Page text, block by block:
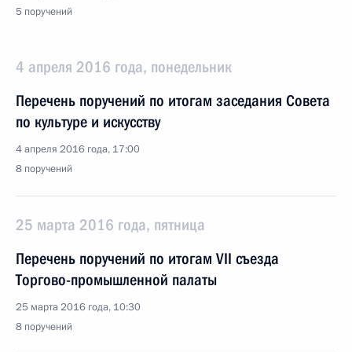
5 поручений
4 апреля 2016 года, понедельник
Перечень поручений по итогам заседания Совета
по культуре и искусству
4 апреля 2016 года, 17:00
8 поручений
25 марта 2016 года, пятница
Перечень поручений по итогам VII съезда
Торгово-промышленной палаты
25 марта 2016 года, 10:30
8 поручений